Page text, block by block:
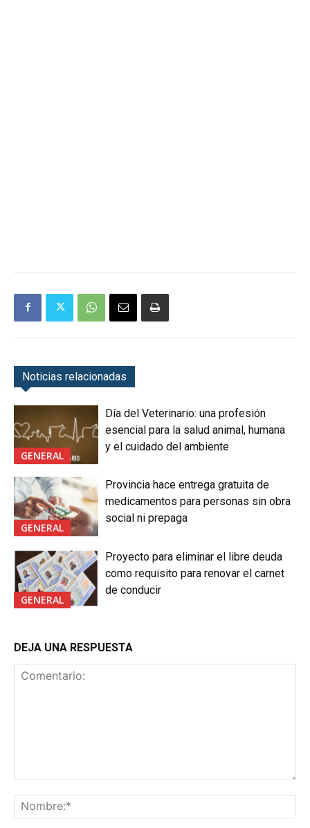
Noticias relacionadas
GENERAL
Día del Veterinario: una profesión
esencial para la salud animal, humana
y el cuidado del ambiente
GENERAL
Provincia hace entrega gratuita de
medicamentos para personas sin obra
social ni prepaga
GENERAL
Proyecto para eliminar el libre deuda
como requisito para renovar el carnet
de conducir
DEJA UNA RESPUESTA